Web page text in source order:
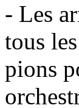
- Les
tous
pions